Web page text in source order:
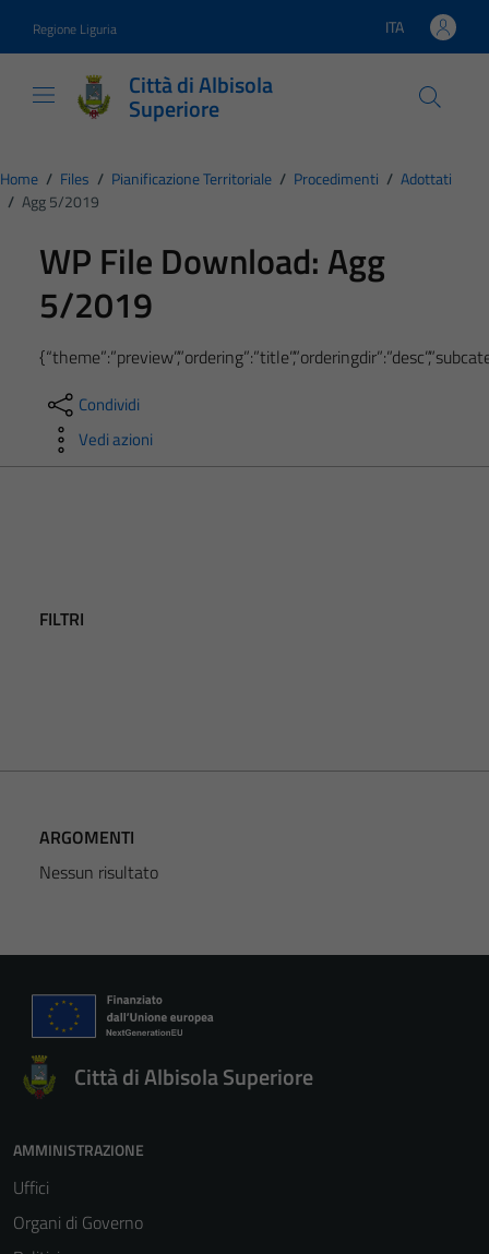
Regione Liguria Lingua attiva:
ITA
Città di Albisola
Superiore
Home / Files / Pianificazione Territoriale / Procedimenti / Adottati
/ Agg 5/2019
WP File Download: Agg
5/2019
Condividi
Vedi azioni
FILTRI
ARGOMENTI
Nessun risultato
Città di Albisola Superiore
AMMINISTRAZIONE
Uffici
Organi di Governo